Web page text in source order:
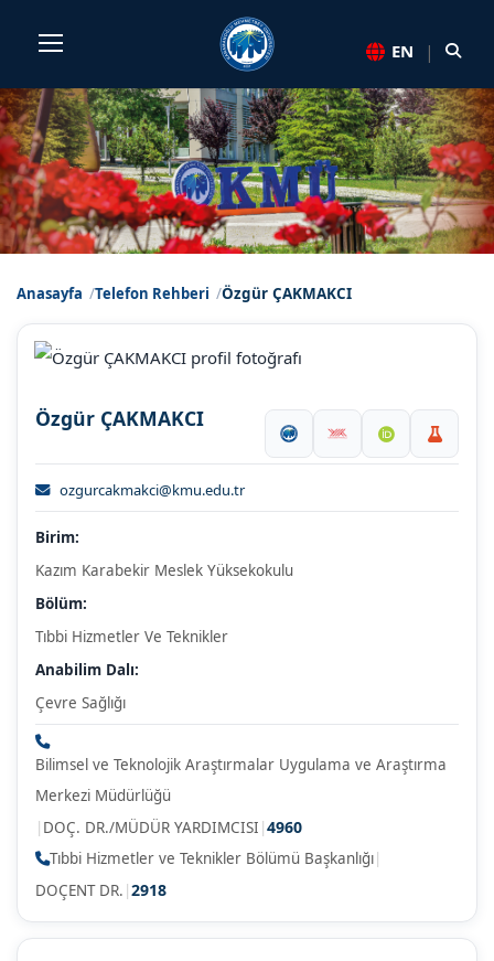
Sayfa kısayolları: Alt+1 Haberler, Alt+2 Etkinlikler, Alt+3
EN |
Anasayfa Telefon Rehberi Özgür ÇAKMAKCI
Özgür ÇAKMAKCI
ozgurcakmakci@kmu.edu.tr
Birim:
Kazım Karabekir Meslek Yüksekokulu
Bölüm:
Tıbbi Hizmetler Ve Teknikler
Anabilim Dalı:
Çevre Sağlığı
Bilimsel ve Teknolojik Araştırmalar Uygulama ve Araştırma
Merkezi Müdürlüğü
| DOÇ. DR./MÜDÜR YARDIMCISI |4960
Tıbbi Hizmetler ve Teknikler Bölümü Başkanlığı|
DOÇENT DR. |2918